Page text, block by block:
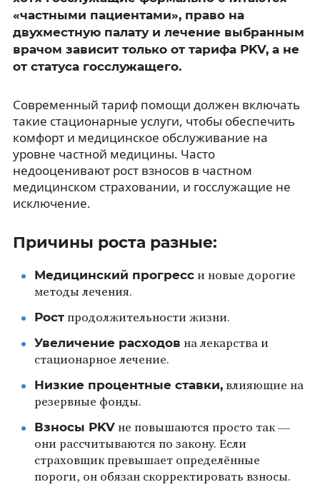
«частными пациентами», право на
двухместную палату и лечение выбранным
врачом зависит только от тарифа PKV, а не
от статуса госслужащего.
Современный тариф помощи должен включать
такие стационарные услуги, чтобы обеспечить
комфорт и медицинское обслуживание на
уровне частной медицины. Часто
недооценивают рост взносов в частном
медицинском страховании, и госслужащие не
исключение.
Причины роста разные:
Медицинский прогресси новые дорогие
методы лечения.
Ростпродолжительности жизни.
Увеличение расходов на лекарства и
стационарное лечение.
Низкие процентные ставки,влияющие на
резервные фонды.
Взносы PKVне повышаются просто так —
они рассчитываются по закону. Если
страховщик превышает определённые
пороги, он обязан скорректировать взносы.